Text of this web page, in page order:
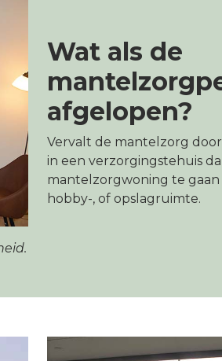
Wat als de
afgelopen?
Vervalt de mantelzorg
in een verzorgingstehuis
mantelzorgwoning te
hobby-, of opslagruimte.